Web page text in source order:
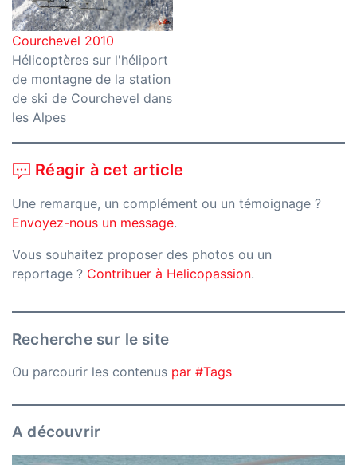
Courchevel 2010
Hélicoptères sur l'héliport
de montagne de la station
de ski de Courchevel dans
les Alpes
Réagir à cet article
Une remarque, un complément ou un témoignage ?
Envoyez-nous un message.
Vous souhaitez proposer des photos ou un
reportage ? Contribuer à Helicopassion.
Recherche sur le site
Ou parcourir les contenus par #Tags
A découvrir